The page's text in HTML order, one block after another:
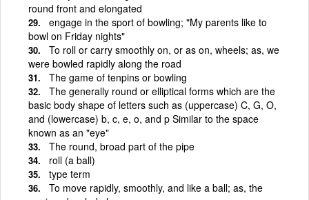
round front and elongated
engage in the sport of bowling; "My parents like to
bowl on Friday nights"
To roll or carry smoothly on, or as on, wheels; as, we
were bowled rapidly along the road
The game of tenpins or bowling
The generally round or elliptical forms which are the
basic body shape of letters such as (uppercase) C, G, O,
and (lowercase) b, c, e, o, and p Similar to the space
known as an "eye"
The round, broad part of the pipe
roll (a ball)
type term
To move rapidly, smoothly, and like a ball; as, the